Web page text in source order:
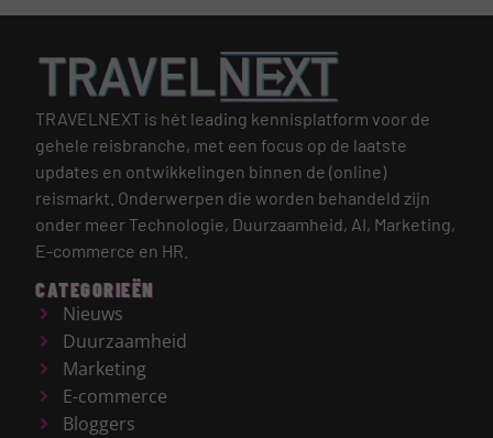
TRAVELNEXT is hét leading kennisplatform voor de
gehele reisbranche, met een focus op de laatste
updates en ontwikkelingen binnen de (online)
reismarkt. Onderwerpen die worden behandeld zijn
onder meer Technologie, Duurzaamheid, AI, Marketing,
E-commerce en HR.
CATEGORIEËN
Nieuws
Duurzaamheid
Marketing
E-commerce
Bloggers